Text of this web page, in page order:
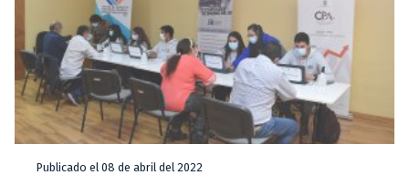
Publicado el 08 de abril del 2022